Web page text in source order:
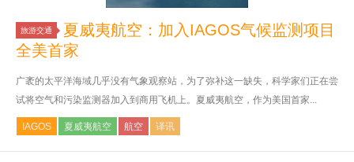
旅游交通
夏威夷航空：加入IAGOS气候监测项目
全美首家
广袤的太平洋海域几乎没有气象观察站，为了弥补这一缺失，科学家们正在尝
试将空气和污染监测器加入到商用飞机上。夏威夷航空，作为美国首家...
IAGOS 夏威夷航空 航空 译讯